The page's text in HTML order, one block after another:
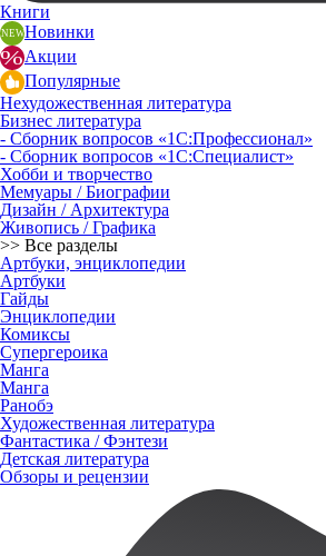
Книги
Новинки
Акции
Популярные
Нехудожественная литература
Бизнес литература
- Сборник вопросов «1С:Профессионал»
- Сборник вопросов «1С:Специалист»
Хобби и творчество
Мемуары / Биографии
Дизайн / Архитектура
Живопись / Графика
>> Все разделы
Артбуки, энциклопедии
Артбуки
Гайды
Энциклопедии
Комиксы
Супергероика
Манга
Манга
Ранобэ
Художественная литература
Фантастика / Фэнтези
Детская литература
Обзоры и рецензии